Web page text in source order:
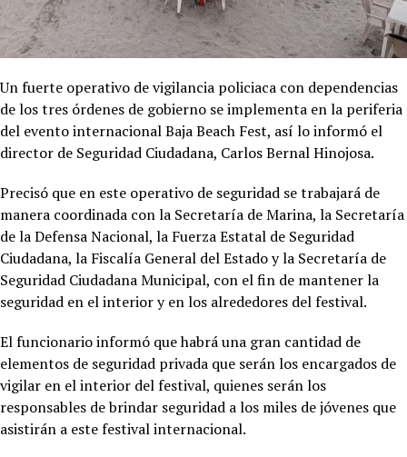
Un fuerte operativo de vigilancia policiaca con dependencias
de los tres órdenes de gobierno se implementa en la periferia
del evento internacional Baja Beach Fest, así lo informó el
director de Seguridad Ciudadana, Carlos Bernal Hinojosa.
Precisó que en este operativo de seguridad se trabajará de
manera coordinada con la Secretaría de Marina, la Secretaría
de la Defensa Nacional, la Fuerza Estatal de Seguridad
Ciudadana, la Fiscalía General del Estado y la Secretaría de
Seguridad Ciudadana Municipal, con el fin de mantener la
seguridad en el interior y en los alrededores del festival.
El funcionario informó que habrá una gran cantidad de
elementos de seguridad privada que serán los encargados de
vigilar en el interior del festival, quienes serán los
responsables de brindar seguridad a los miles de jóvenes que
asistirán a este festival internacional.